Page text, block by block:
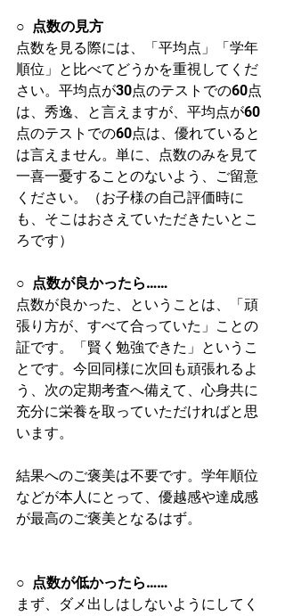
○ 点数の見方
点数を見る際には、「平均点」「学年
順位」と比べてどうかを重視してくだ
さい。平均点が30点のテストでの60点
は、秀逸、と言えますが、平均点が60
点のテストでの60点は、優れていると
は言えません。単に、点数のみを見て
一喜一憂することのないよう、ご留意
ください。（お子様の自己評価時に
も、そこはおさえていただきたいとこ
ろです）
○ 点数が良かったら……
点数が良かった、ということは、「頑
張り方が、すべて合っていた」ことの
証です。「賢く勉強できた」というこ
とです。今回同様に次回も頑張れるよ
う、次の定期考査へ備えて、心身共に
充分に栄養を取っていただければと思
います。
結果へのご褒美は不要です。学年順位
などが本人にとって、優越感や達成感
が最高のご褒美となるはず。
○ 点数が低かったら……
まず、ダメ出しはしないようにしてく